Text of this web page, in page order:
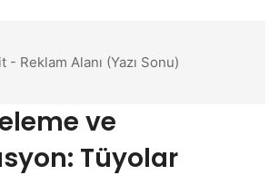
- Reklam Alanı (Yazı Sonu)
ve
Tüyolar